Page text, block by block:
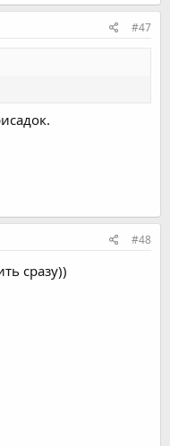
#47
#48
сразу))